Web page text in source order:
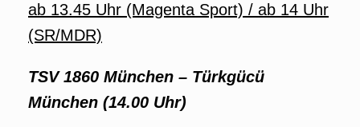
ab 13.45 Uhr (Magenta Sport) / ab 14 Uhr
(SR/MDR)
TSV 1860 München – Türkgücü
München (14.00 Uhr)